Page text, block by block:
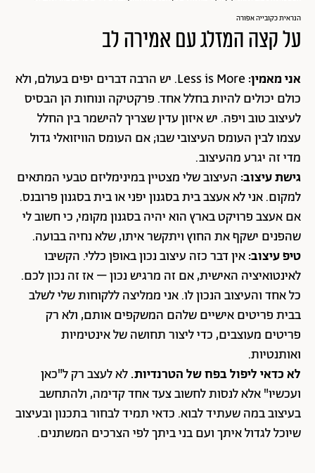
הנראית כקובייה אפורה
על קצה המזלג עם אמירה לב
אני מאמין:
Less is More. יש הרבה דברים יפים בעולם, ולא
כולם יכולים להיות בחלל אחד. פרקטיקה ונוחות הן הבסיס
לעיצוב טוב ויפה. יש איזון עדין שצריך להישמר בין החלל
עצמו לבין העומס העיצובי שבו; אם העומס הוויזואלי גדול
מדי זה יגרע מהעיצוב.
גישת עיצוב: העיצוב שלי מצטיין במינימליזם טבעי המתאים
למקום. אני לא אעצב בית בסגנון יפני או בית בסגנון פרובנס.
אם אעצב פרויקט בארץ הוא יהיה בסגנון מקומי, כי חשוב לי
שהפנים ישקף את החוץ ויתקשר איתו, שלא נחיה בבועה.
טיפ עיצוב:אין דבר כזה עיצוב נכון באופן כללי. הקשיבו
לאינטואיציה האישית, אם זה מרגיש נכון – אז זה נכון לכם.
כל אחד והעיצוב הנכון לו. אני ממליצה ללקוחות שלי לשלב
בבית פריטים אישיים שלהם המשקפים אותם, ולא רק
פריטים מעוצבים, כדי ליצור תחושה של אינטימיות
ואותנטיות.
לא כדאי ליפול בפח של הטרנדיות.לא לעצב רק ל"כאן
ועכשיו" אלא לנסות לחשוב צעד אחד קדימה, ולהתחשב
בעיצוב במה שעתיד לבוא. כדאי תמיד לבחור בתכנון ובעיצוב
שיוכל לגדול איתך ועם בני ביתך לפי הצרכים המשתנים.